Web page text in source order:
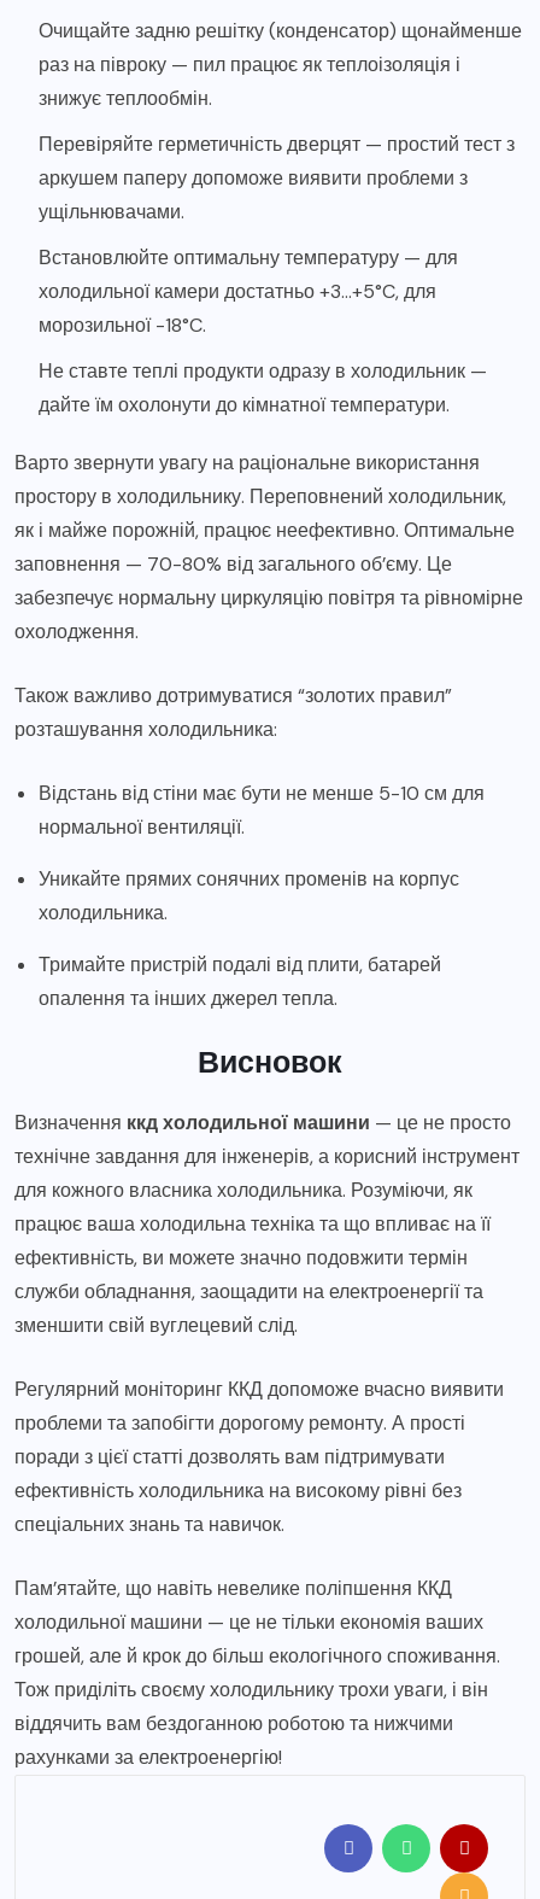
Очищайте задню решітку (конденсатор) щонайменше
раз на півроку — пил працює як теплоізоляція і
знижує теплообмін.
Перевіряйте герметичність дверцят — простий тест з
аркушем паперу допоможе виявити проблеми з
ущільнювачами.
Встановлюйте оптимальну температуру — для
холодильної камери достатньо +3…+5°C, для
морозильної -18°C.
Не ставте теплі продукти одразу в холодильник —
дайте їм охолонути до кімнатної температури.
Варто звернути увагу на раціональне використання
простору в холодильнику. Переповнений холодильник,
як і майже порожній, працює неефективно. Оптимальне
заповнення — 70-80% від загального об’єму. Це
забезпечує нормальну циркуляцію повітря та рівномірне
охолодження.
Також важливо дотримуватися “золотих правил”
розташування холодильника:
Відстань від стіни має бути не менше 5-10 см для
нормальної вентиляції.
Уникайте прямих сонячних променів на корпус
холодильника.
Тримайте пристрій подалі від плити, батарей
опалення та інших джерел тепла.
Висновок
Визначення ккд холодильної машини — це не просто
технічне завдання для інженерів, а корисний інструмент
для кожного власника холодильника. Розуміючи, як
працює ваша холодильна техніка та що впливає на її
ефективність, ви можете значно подовжити термін
служби обладнання, заощадити на електроенергії та
зменшити свій вуглецевий слід.
Регулярний моніторинг ККД допоможе вчасно виявити
проблеми та запобігти дорогому ремонту. А прості
поради з цієї статті дозволять вам підтримувати
ефективність холодильника на високому рівні без
спеціальних знань та навичок.
Пам’ятайте, що навіть невелике поліпшення ККД
холодильної машини — це не тільки економія ваших
грошей, але й крок до більш екологічного споживання.
Тож приділіть своєму холодильнику трохи уваги, і він
віддячить вам бездоганною роботою та нижчими
рахунками за електроенергію!